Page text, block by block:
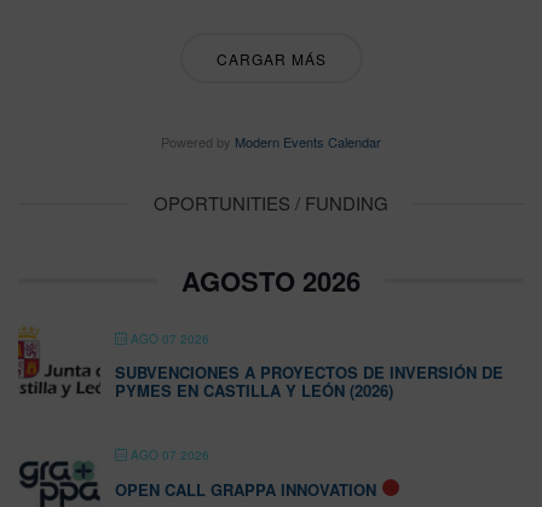
CARGAR MÁS
Powered by Modern Events Calendar
OPORTUNITIES / FUNDING
AGOSTO 2026
AGO 07 2026
SUBVENCIONES A PROYECTOS DE INVERSIÓN DE
PYMES EN CASTILLA Y LEÓN (2026)
AGO 07 2026
OPEN CALL GRAPPA INNOVATION